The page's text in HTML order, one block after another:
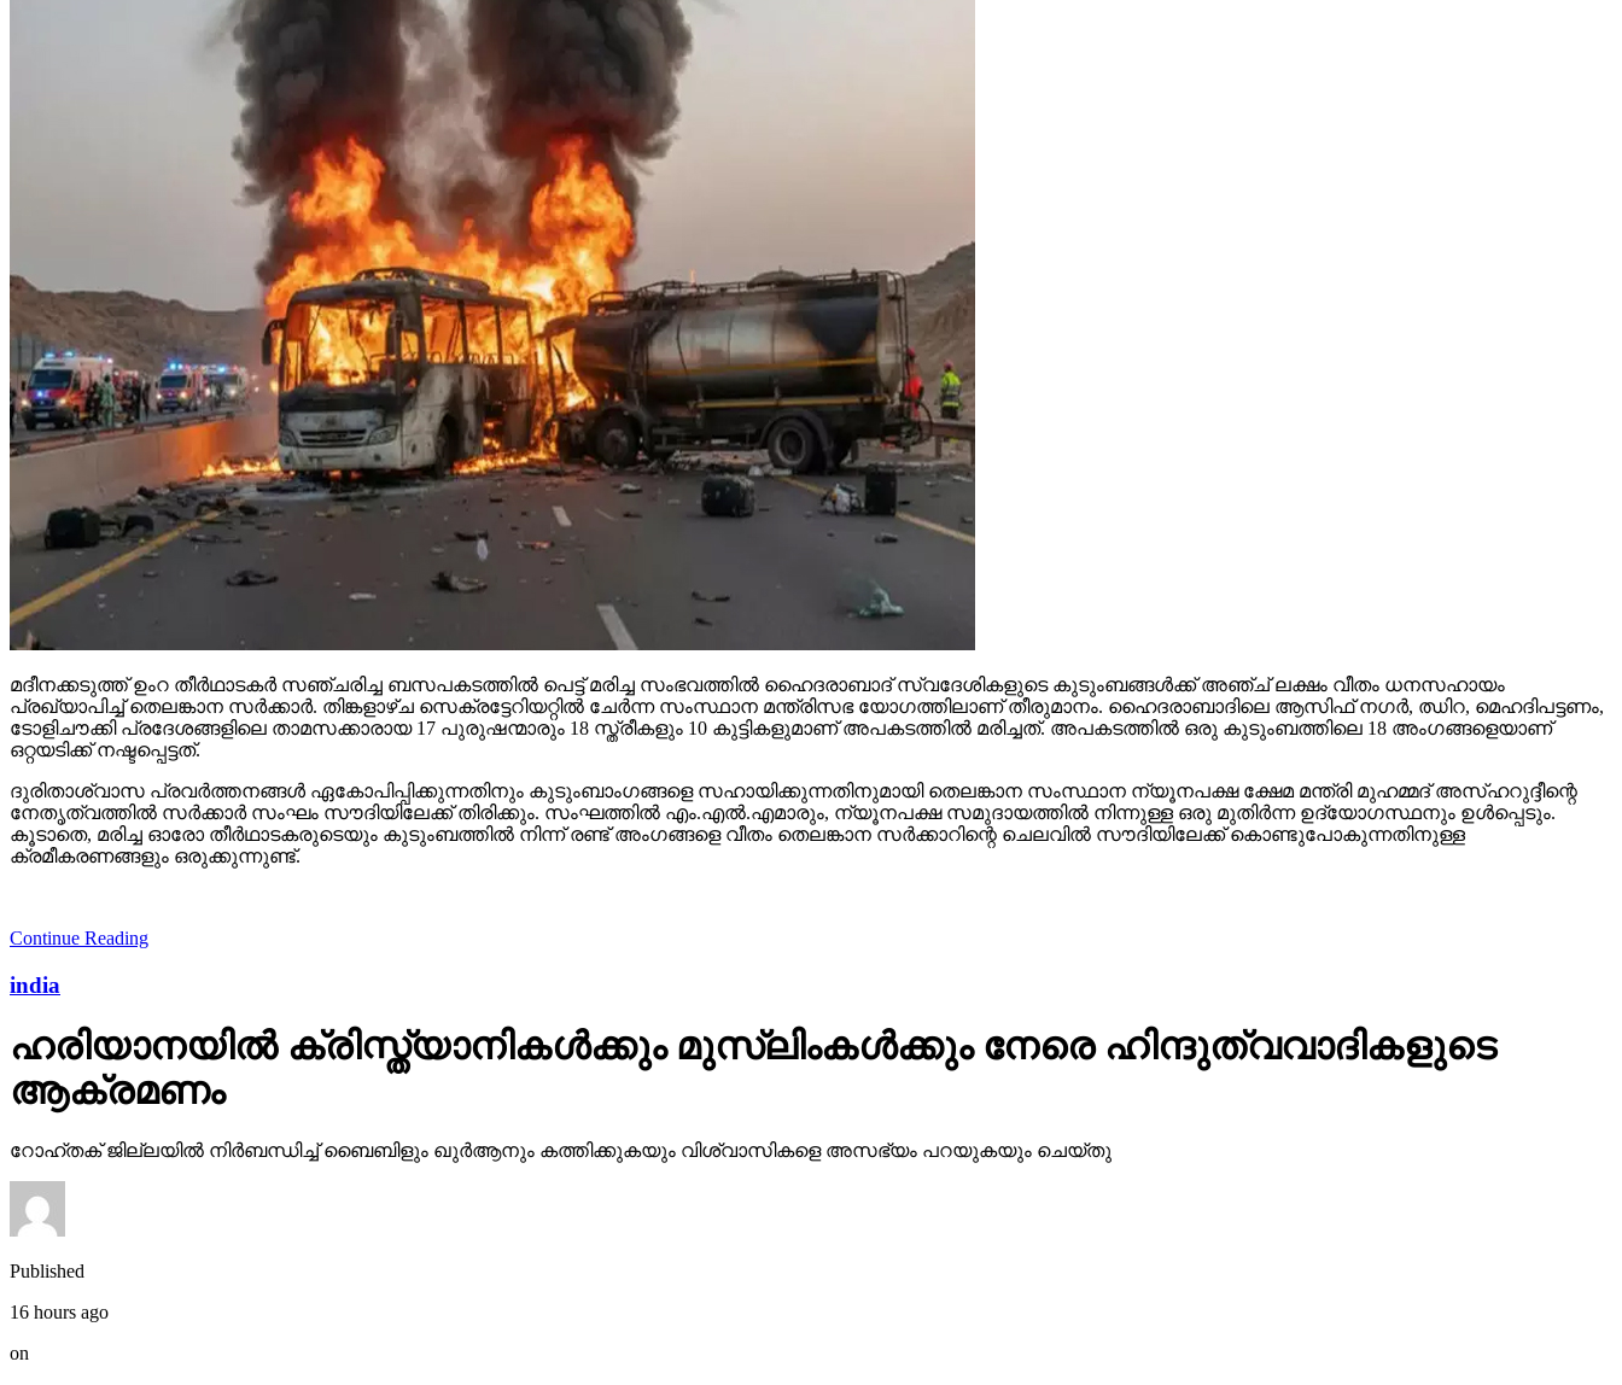
മദീനക്കടുത്ത് ഉംറ തീര്‍ഥാടകര്‍ സഞ്ചരിച്ച ബസപകടത്തില്‍ പെട്ട് മരിച്ച സംഭവത്തില്‍ ഹൈദരാബാദ് സ്വദേശികളുടെ കുടുംബങ്ങള്‍ക്ക് അഞ്ച് ലക്ഷം വീതം ധനസഹായം
പ്രഖ്യാപിച്ച് തെലങ്കാന സര്‍ക്കാര്‍. തിങ്കളാഴ്ച സെക്രട്ടേറിയറ്റില്‍ ചേര്‍ന്ന സംസ്ഥാന മന്ത്രിസഭ യോഗത്തിലാണ് തീരുമാനം. ഹൈദരാബാദിലെ ആസിഫ് നഗര്‍, ഝിറ, മെഹദിപട്ടണം,
ടോളിചൗക്കി പ്രദേശങ്ങളിലെ താമസക്കാരായ 17 പുരുഷന്മാരും 18 സ്ത്രീകളും 10 കുട്ടികളുമാണ് അപകടത്തില്‍ മരിച്ചത്. അപകടത്തില്‍ ഒരു കുടുംബത്തിലെ 18 അംഗങ്ങളെയാണ്
ഒറ്റയടിക്ക് നഷ്ടപ്പെട്ടത്.
ദുരിതാശ്വാസ പ്രവര്‍ത്തനങ്ങള്‍ ഏകോപിപ്പിക്കുന്നതിനും കുടുംബാംഗങ്ങളെ സഹായിക്കുന്നതിനുമായി തെലങ്കാന സംസ്ഥാന ന്യൂനപക്ഷ ക്ഷേമ മന്ത്രി മുഹമ്മദ് അസ്ഹറുദ്ദീന്റെ
നേതൃത്വത്തില്‍ സര്‍ക്കാര്‍ സംഘം സൗദിയിലേക്ക് തിരിക്കും. സംഘത്തില്‍ എം.എല്‍.എമാരും, ന്യൂനപക്ഷ സമുദായത്തില്‍ നിന്നുള്ള ഒരു മുതിര്‍ന്ന ഉദ്യോഗസ്ഥനും ഉള്‍പ്പെടും.
കൂടാതെ, മരിച്ച ഓരോ തീര്‍ഥാടകരുടെയും കുടുംബത്തില്‍ നിന്ന് രണ്ട് അംഗങ്ങളെ വീതം തെലങ്കാന സര്‍ക്കാറിന്റെ ചെലവില്‍ സൗദിയിലേക്ക് കൊണ്ടുപോകുന്നതിനുള്ള
ക്രമീകരണങ്ങളും ഒരുക്കുന്നുണ്ട്.
Continue Reading
india
ഹരിയാനയില്‍ ക്രിസ്ത്യാനികള്‍ക്കും മുസ്‌ലിംകള്‍ക്കും നേരെ ഹിന്ദുത്വവാദികളുടെ
ആക്രമണം
റോഹ്തക് ജില്ലയില്‍ നിര്‍ബന്ധിച്ച് ബൈബിളും ഖുര്‍ആനും കത്തിക്കുകയും വിശ്വാസികളെ അസഭ്യം പറയുകയും ചെയ്തു
Published
16 hours ago
on